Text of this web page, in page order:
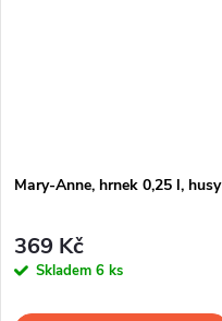
Mary-Anne, hrnek 0,25 l, husy
369 Kč
Skladem 6 ks